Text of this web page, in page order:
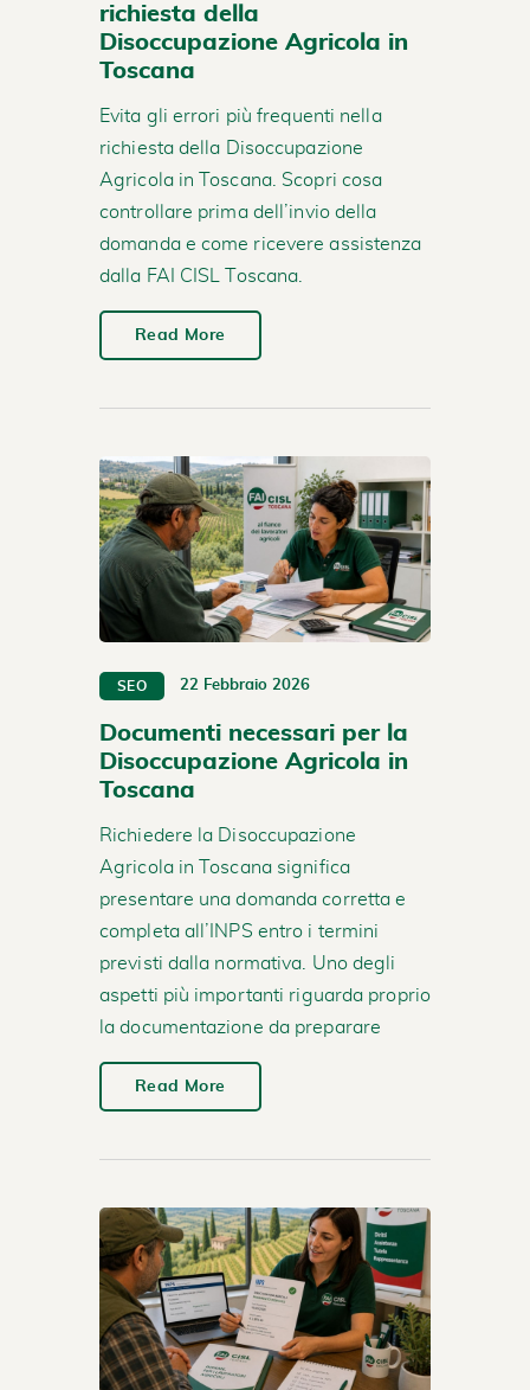
richiesta della
Disoccupazione Agricola in
Toscana
Evita gli errori più frequenti nella
richiesta della Disoccupazione
Agricola in Toscana. Scopri cosa
controllare prima dell’invio della
domanda e come ricevere assistenza
dalla FAI CISL Toscana.
Read More
SEO 22 Febbraio 2026
Documenti necessari per la
Disoccupazione Agricola in
Toscana
Richiedere la Disoccupazione
Agricola in Toscana significa
presentare una domanda corretta e
completa all’INPS entro i termini
previsti dalla normativa. Uno degli
aspetti più importanti riguarda proprio
la documentazione da preparare
Read More